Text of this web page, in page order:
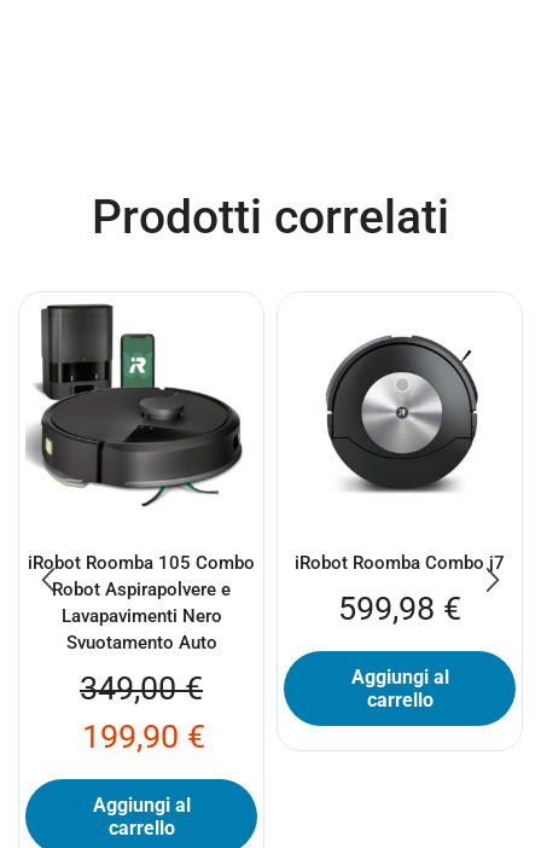
Prodotti correlati
iRobot Roomba 105 Combo
Robot Aspirapolvere e
Lavapavimenti Nero
Svuotamento Auto
349,00€
199,90 €
Aggiungi al
carrello
iRobot Roomba Combo j7
599,98 €
Aggiungi al
carrello